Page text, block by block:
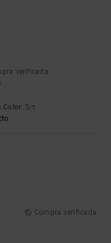
verificada
Color: 5/5
Compra verificada